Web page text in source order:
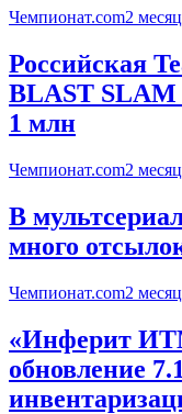
Чемпионат.com2
Российская
BLAST SLAM
1 млн
Чемпионат.com2
В
много
Чемпионат.com2
«Инферит
обновление